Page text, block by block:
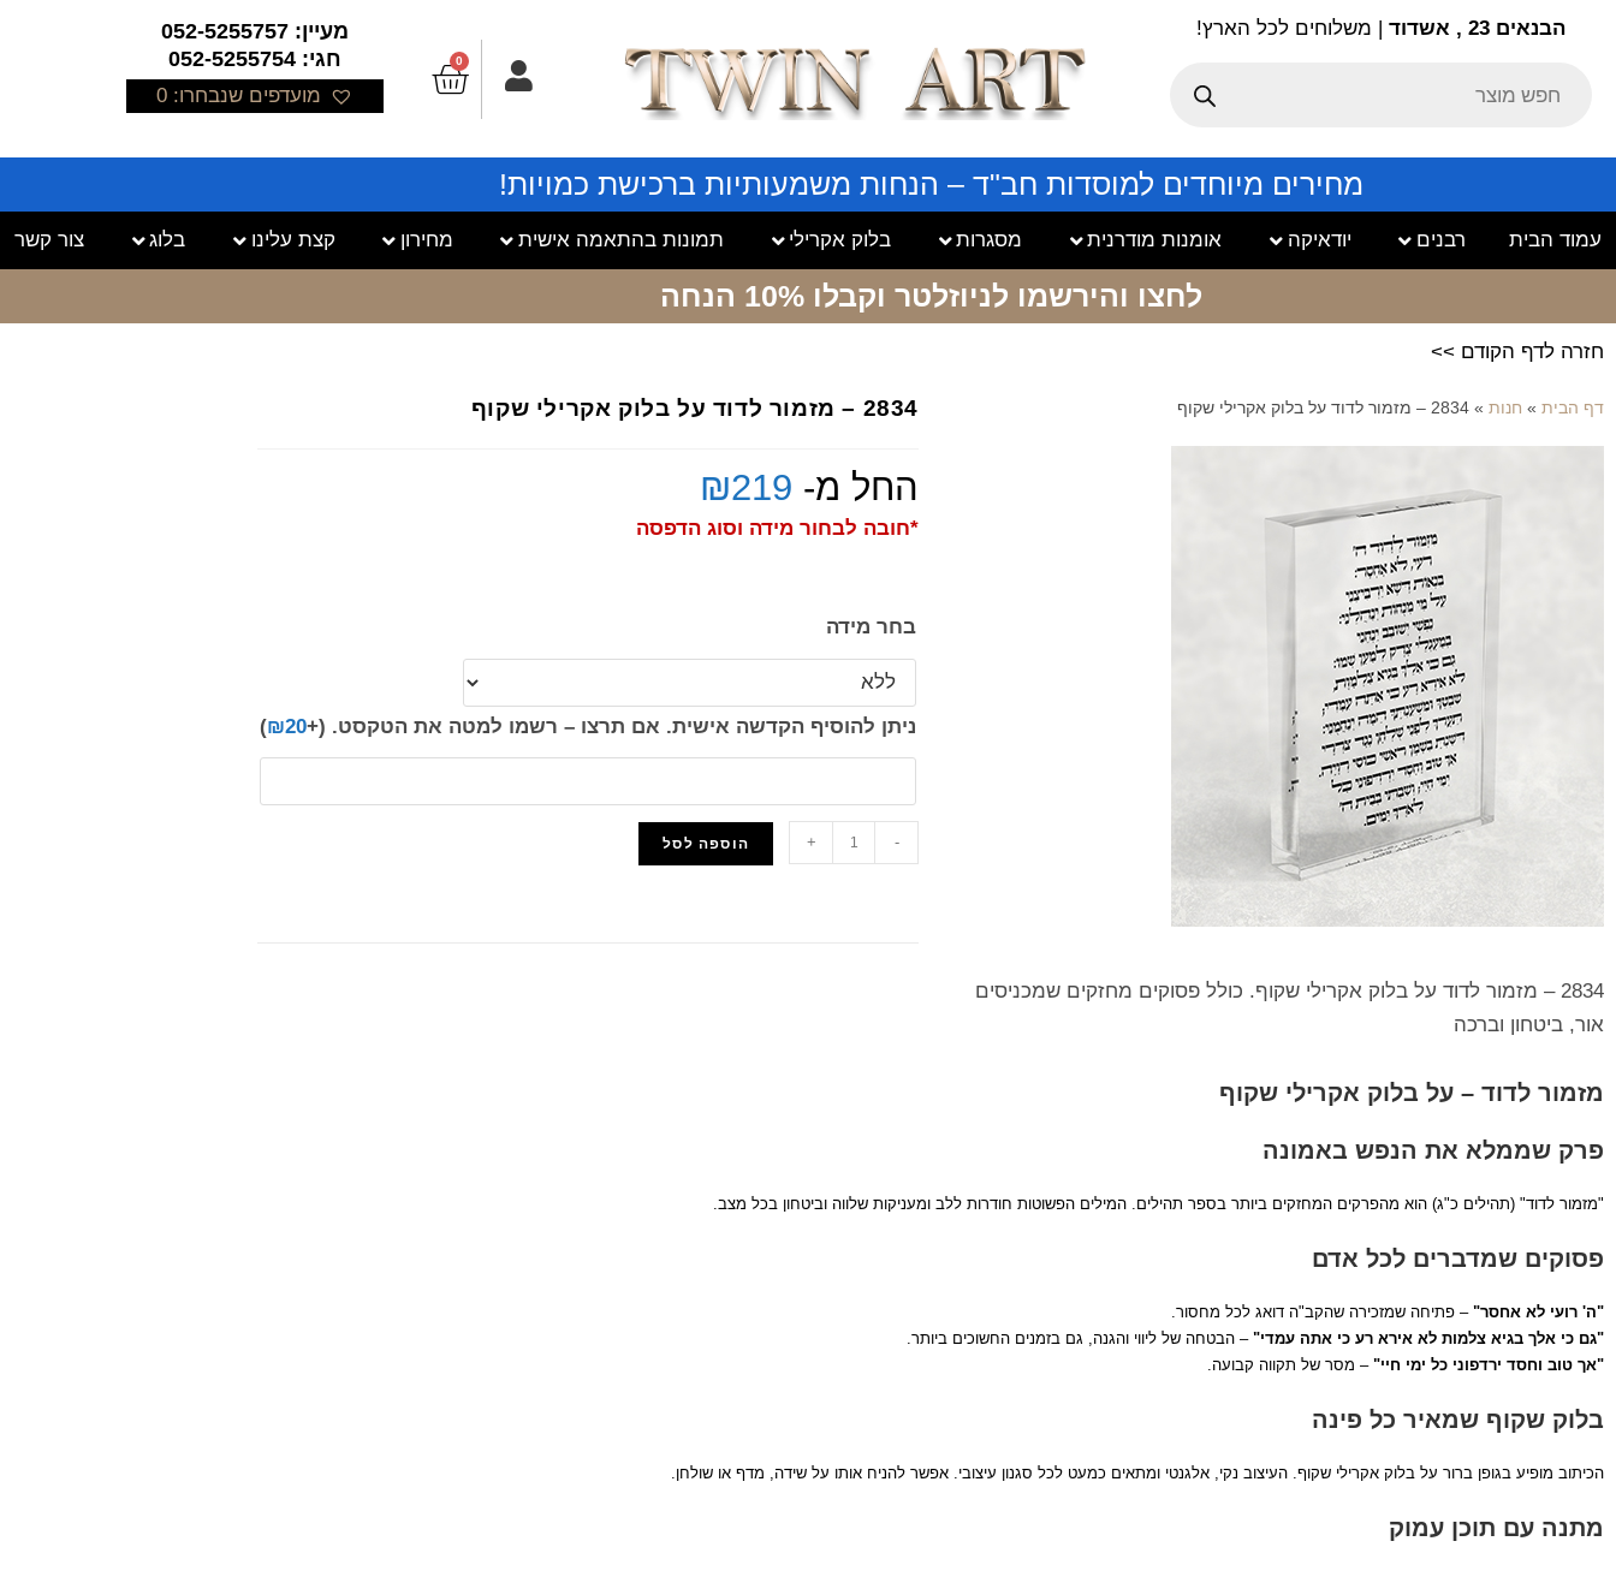
הבנאים 23 , אשדוד | משלוחים לכל הארץ!
0
מעיין: 052-5255757
חגי: 052-5255754
מועדפים שנבחרו: 0
מחירים מיוחדים למוסדות חב"ד – הנחות משמעותיות ברכישת כמויות!
עמוד הבית רבנים יודאיקה אומנות מודרנית מסגרות בלוק אקרילי תמונות בהתאמה אישית מחירון קצת עלינו בלוג צור קשר
לחצו והירשמו לניוזלטר וקבלו 10% הנחה
חזרה לדף הקודם >>
דף הבית » חנות » 2834 – מזמור לדוד על בלוק אקרילי שקוף
2834 – מזמור לדוד על בלוק אקרילי שקוף. כולל פסוקים מחזקים שמכניסים
אור, ביטחון וברכה
2834 – מזמור לדוד על בלוק אקרילי שקוף
החל מ- ₪219
*חובה לבחור מידה וסוג הדפסה
בחר מידה
ניתן להוסיף הקדשה אישית. אם תרצו – רשמו למטה את הטקסט. (+
₪20
)
-
+ הוספה לסל
מזמור לדוד – על בלוק אקרילי שקוף
פרק שממלא את הנפש באמונה
"מזמור לדוד" (תהילים כ"ג) הוא מהפרקים המחזקים ביותר בספר תהילים. המילים הפשוטות חודרות ללב ומעניקות שלווה וביטחון בכל מצב.
פסוקים שמדברים לכל אדם
"ה' רועי לא אחסר" – פתיחה שמזכירה שהקב"ה דואג לכל מחסור.
"גם כי אלך בגיא צלמות לא אירא רע כי אתה עמדי" – הבטחה של ליווי והגנה, גם בזמנים החשוכים ביותר.
"אך טוב וחסד ירדפוני כל ימי חיי" – מסר של תקווה קבועה.
בלוק שקוף שמאיר כל פינה
הכיתוב מופיע בגופן ברור על בלוק אקרילי שקוף. העיצוב נקי, אלגנטי ומתאים כמעט לכל סגנון עיצובי. אפשר להניח אותו על שידה, מדף או שולחן.
מתנה עם תוכן עמוק